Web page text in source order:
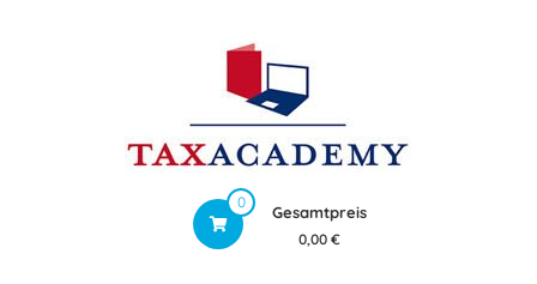
0
Gesamtpreis
0,00 €